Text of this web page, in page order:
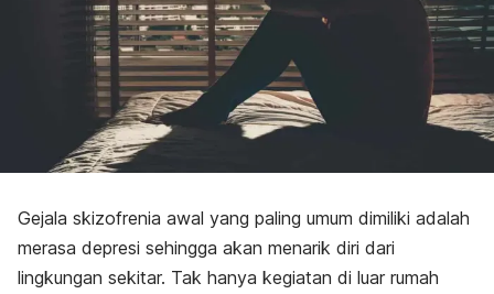
Gejala skizofrenia awal yang paling umum dimiliki adalah
merasa depresi sehingga akan menarik diri dari
lingkungan sekitar. Tak hanya kegiatan di luar rumah